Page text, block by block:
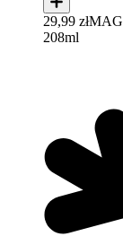
29,99 zł
208ml